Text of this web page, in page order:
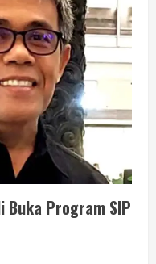
Program SIP